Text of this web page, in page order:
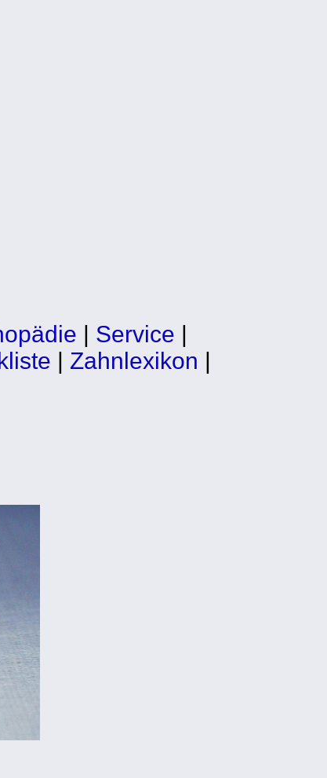
| Service |
| Zahnlexikon |